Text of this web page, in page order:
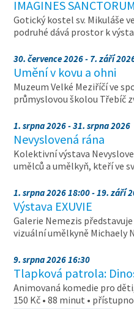
IMAGINES SANCTORUM
Gotický kostel sv. Mikuláše
podruhé dává prostor k
30. července 2026 - 7. září
Umění v kovu a ohni
Muzeum Velké Meziříčí ve
průmyslovou školou Třebíč
1. srpna 2026 - 31. srpna 2026
Nevyslovená rána
Kolektivní výstava
umělců a umělkyň, kteří ve
1. srpna 2026 18:00 - 19. září
Výstava EXUVIE
Galerie Nemezis
vizuální umělkyně Michaely
9. srpna 2026 16:30
Tlapková patrola:
Animovaná komedie pro
150 Kč • 88 minut •